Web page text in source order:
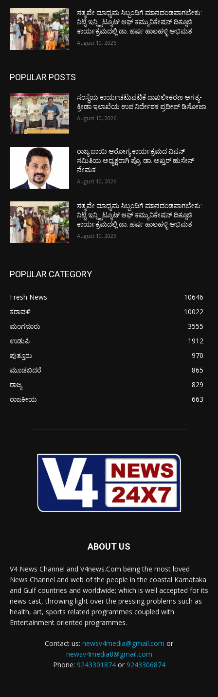
ಸತ್ಯವೇ ಮಾಧ್ಯಮ ಸಿಬ್ಬಂದಿಗೆ ಮಾನದಂಡವಾಗಬೇಕು:
ನಿಟ್ಟೆ ಇನ್ಸ್ಟಿಟ್ಯೂಟ್ ಆಫ್ ಕಮ್ಯುನಿಕೇಷನ್ ದಿಕ್ಸೂಚಿ
ಕಾರ್ಯಕ್ರಮದಲ್ಲಿ ಡಾ. ಹರ್ಷ ಹಾಲಹಳ್ಳಿ ಅಭಿಮತ
August 10, 2026
POPULAR POSTS
ಸಂಸ್ಥೆಯ ಕಾರ್ಯಚಟುವಟಿಕೆ ದಾಖಲೀಕರಣ ಅಗತ್ಯ-
ಕ್ರೀಡಾ ಇಲಾಖೆಯ ಉಪ ನಿರ್ದೇಶಕ ಪ್ರದೀಪ್ ಡಿಸೋಜಾ
August 10, 2026
ರಾಜ್ಯ ಬಾಯಿ ಆರೋಗ್ಯ ಕಾರ್ಯಕ್ರಮದ ವಿಷನ್
ಸಮಿತಿಯ ಅಧ್ಯಕ್ಷರಾಗಿ ಪ್ರೊ. ಡಾ. ಅಖ್ತರ್ ಹುಸೇನ್
ನೇಮಕ
August 10, 2026
ಸತ್ಯವೇ ಮಾಧ್ಯಮ ಸಿಬ್ಬಂದಿಗೆ ಮಾನದಂಡವಾಗಬೇಕು:
ನಿಟ್ಟೆ ಇನ್ಸ್ಟಿಟ್ಯೂಟ್ ಆಫ್ ಕಮ್ಯುನಿಕೇಷನ್ ದಿಕ್ಸೂಚಿ
ಕಾರ್ಯಕ್ರಮದಲ್ಲಿ ಡಾ. ಹರ್ಷ ಹಾಲಹಳ್ಳಿ ಅಭಿಮತ
August 10, 2026
POPULAR CATEGORY
Fresh News
10646
ಕರಾವಳಿ
10022
ಮಂಗಳೂರು
3555
ಉಡುಪಿ
1912
ಪುತ್ತೂರು
970
ಮೂಡಬಿದರೆ
865
ರಾಜ್ಯ
829
ರಾಜಕೀಯ
663
ABOUT US
V4 News Channel and V4news.Com being the most loved
News Channel and web of the people in the coastal Karnataka
and Gulf countries and worldwide; which is well accepted for its
news cast, throwing light over the pressing problems such as
health, art, sports related programmes coupled with
Entertainment oriented programmes.
Contact us: newsv4media@gmail.com or
newsv4media8@gmail.com
Phone: 9243301874or 9243306874